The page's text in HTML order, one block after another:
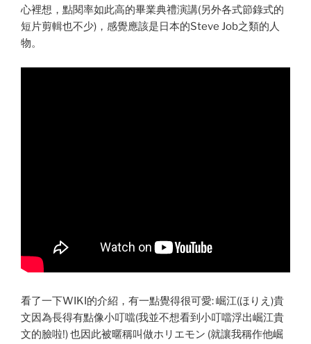
心裡想，點閱率如此高的畢業典禮演講(另外各式節錄式的
短片剪輯也不少)，感覺應該是日本的Steve Job之類的人
物。
看了一下WIKI的介紹，有一點覺得很可愛: 崛江(ほりえ)貴
文因為長得有點像小叮噹(我並不想看到小叮噹浮出崛江貴
文的臉啦!) 也因此被暱稱叫做ホリエモン (就讓我稱作他崛